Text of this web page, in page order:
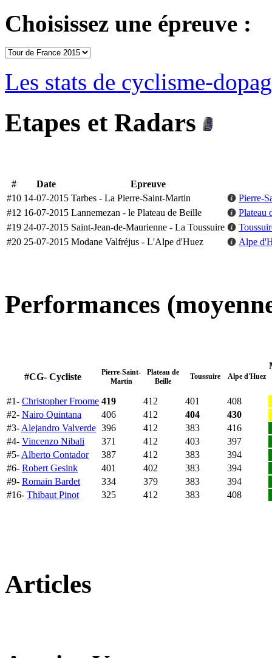
Choisissez une épreuve :
Les stats de cyclisme-
Etapes et Radars
# Date
Epreuve
#10 14-07-2015 Tarbes - La Pierre-Saint-Martin
Pierre-
#12 16-07-2015 Lannemezan - le Plateau de Beille
Plateau
#19 24-07-2015 Saint-Jean-de-Maurienne - La Toussuire
#20 25-07-2015 Modane Valfréjus - L'Alpe d'Huez Alpe
Performances
#CG- Cycliste
Pierre-Saint-
Martin
Plateau de
Beille
Toussuire Alpe d'Huez
#1- Christopher Froome 419 412 401
408
#2- Nairo Quintana 406 412 404
430
#3- Alejandro Valverde 396 412 383
416
#4- Vincenzo Nibali 371 412 403
397
#5- Alberto Contador 387 412 383
394
#6- Robert Gesink 401 402 383
394
#9- Romain Bardet 334 379 383
394
#16- Thibaut Pinot 325 412 383 408
Articles